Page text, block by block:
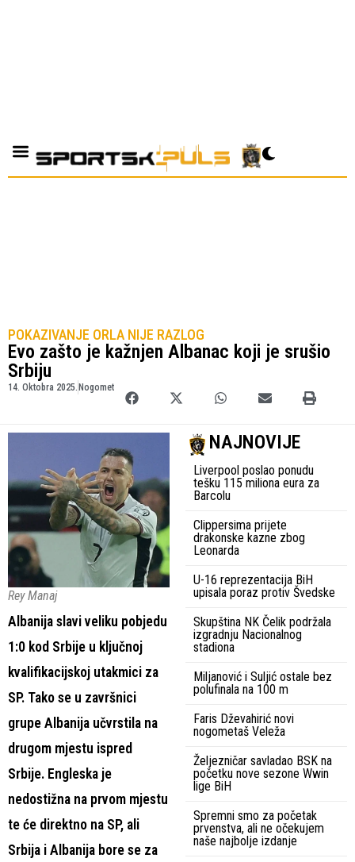
POKAZIVANJE ORLA NIJE RAZLOG
Evo zašto je kažnjen Albanac koji je srušio
Srbiju
14. Oktobra 2025. Nogomet
Rey Manaj
Albanija slavi veliku pobjedu
1:0 kod Srbije u ključnoj
kvalifikacijskoj utakmici za
SP. Tako se u završnici
grupe Albanija učvrstila na
drugom mjestu ispred
Srbije. Engleska je
nedostižna na prvom mjestu
te će direktno na SP, ali
Srbija i Albanija bore se za
NAJNOVIJE
Liverpool poslao ponudu
tešku 115 miliona eura za
Barcolu
Clippersima prijete
drakonske kazne zbog
Leonarda
U-16 reprezentacija BiH
upisala poraz protiv Švedske
Skupština NK Čelik podržala
izgradnju Nacionalnog
stadiona
Miljanović i Suljić ostale bez
polufinala na 100 m
Faris Dževahirić novi
nogometaš Veleža
Željezničar savladao BSK na
početku nove sezone Wwin
lige BiH
Spremni smo za početak
prvenstva, ali ne očekujem
naše najbolje izdanje